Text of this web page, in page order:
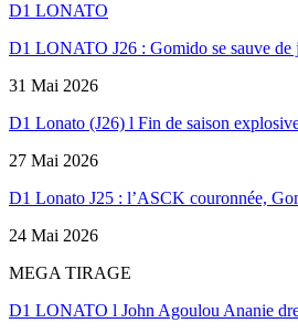
D1 LONATO
D1 LONATO J26 : Gomido se sauve de
31 Mai 2026
D1 Lonato (J26) l Fin de saison
27 Mai 2026
D1 Lonato J25 : l’ASCK couronnée,
24 Mai 2026
MEGA TIRAGE
D1 LONATO l John Agoulou Ananie